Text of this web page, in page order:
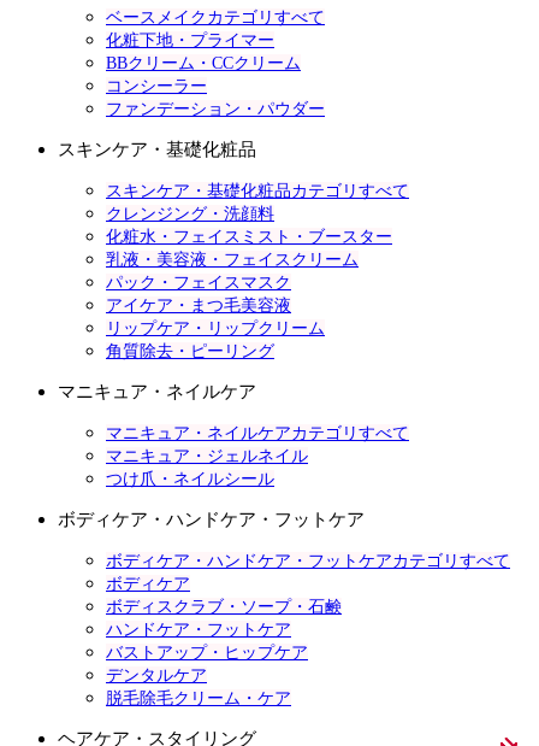
ベースメイクカテゴリすべて
化粧下地・プライマー
BBクリーム・CCクリーム
コンシーラー
ファンデーション・パウダー
スキンケア・基礎化粧品
スキンケア・基礎化粧品カテゴリすべて
クレンジング・洗顔料
化粧水・フェイスミスト・ブースター
乳液・美容液・フェイスクリーム
パック・フェイスマスク
アイケア・まつ毛美容液
リップケア・リップクリーム
角質除去・ピーリング
マニキュア・ネイルケア
マニキュア・ネイルケアカテゴリすべて
マニキュア・ジェルネイル
つけ爪・ネイルシール
ボディケア・ハンドケア・フットケア
ボディケア・ハンドケア・フットケアカテゴリすべて
ボディケア
ボディスクラブ・ソープ・石鹸
ハンドケア・フットケア
バストアップ・ヒップケア
デンタルケア
脱毛除毛クリーム・ケア
ヘアケア・スタイリング